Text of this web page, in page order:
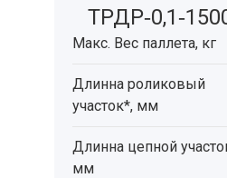
Макс. Вес паллета, кг
Длинна роликовый
участок*, мм
Длинна цепной
мм